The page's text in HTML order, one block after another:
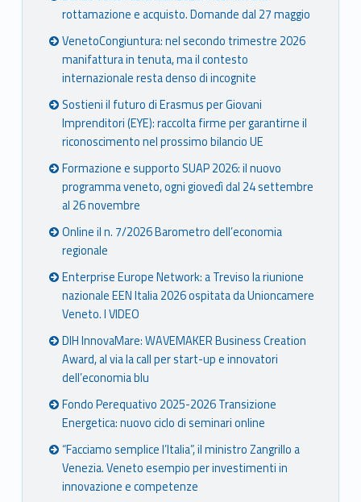
rottamazione e acquisto. Domande dal 27 maggio
VenetoCongiuntura: nel secondo trimestre 2026
manifattura in tenuta, ma il contesto
internazionale resta denso di incognite
Sostieni il futuro di Erasmus per Giovani
Imprenditori (EYE): raccolta firme per garantirne il
riconoscimento nel prossimo bilancio UE
Formazione e supporto SUAP 2026: il nuovo
programma veneto, ogni giovedì dal 24 settembre
al 26 novembre
Online il n. 7/2026 Barometro dell’economia
regionale
Enterprise Europe Network: a Treviso la riunione
nazionale EEN Italia 2026 ospitata da Unioncamere
Veneto. I VIDEO
DIH InnovaMare: WAVEMAKER Business Creation
Award, al via la call per start-up e innovatori
dell’economia blu
Fondo Perequativo 2025-2026 Transizione
Energetica: nuovo ciclo di seminari online
“Facciamo semplice l’Italia”, il ministro Zangrillo a
Venezia. Veneto esempio per investimenti in
innovazione e competenze